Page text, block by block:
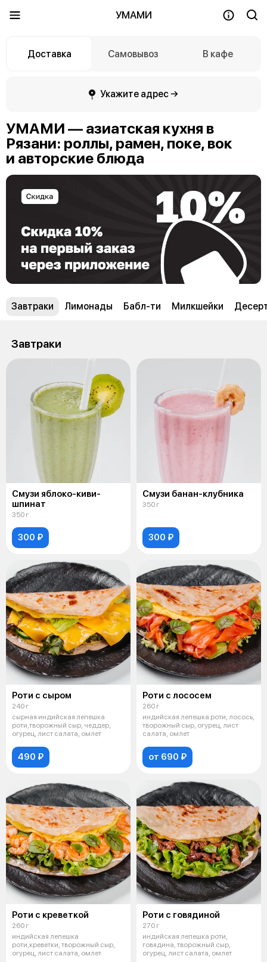
УМАМИ
Доставка Самовывоз В кафе
Укажите адрес →
УМАМИ — азиатская кухня в
Рязани: роллы, рамен, поке, вок
и авторские блюда
Завтраки Лимонады Бабл-ти Милкшейки
Завтраки
Смузи яблоко-киви-
шпинат
350 г
300 ₽
Смузи банан-клубника
350 г
300 ₽
Роти с сыром
240 г
сырная индийская лепешка
роти,творожный сыр, чеддер,
огурец, лист салата, омлет
490 ₽
Роти с лососем
260 г
индийская лепешка роти, лосось,
творожный сыр, огурец, лист
салата, омлет
от 690 ₽
Роти с креветкой
260 г
индийская лепешка
роти,креветки, творожный сыр,
огурец, лист салата, омлет
Роти с говядиной
270 г
индийская лепешка роти,
говядина, творожный сыр,
огурец, лист салата, омлет